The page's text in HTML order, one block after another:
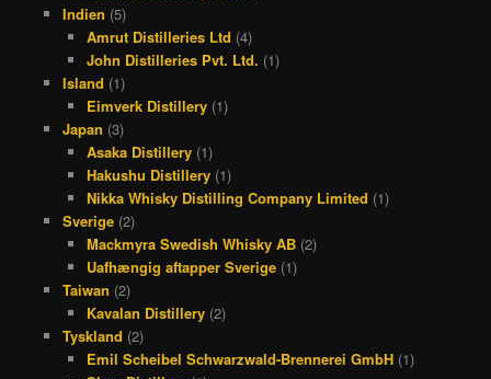
Indien (5)
Amrut Distilleries Ltd (4)
John Distilleries Pvt. Ltd. (1)
Island (1)
Eimverk Distillery (1)
Japan (3)
Asaka Distillery (1)
Hakushu Distillery (1)
Nikka Whisky Distilling Company Limited (1)
Sverige(2)
Mackmyra Swedish Whisky AB (2)
Uafhængig aftapper Sverige (1)
Taiwan (2)
Kavalan Distillery (2)
Tyskland (2)
Emil Scheibel Schwarzwald-Brennerei GmbH (1)